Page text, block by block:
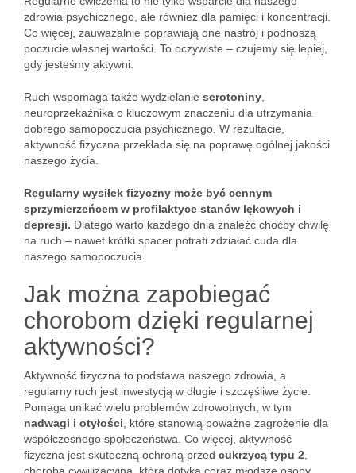
zdrowia psychicznego, ale również dla pamięci i koncentracji.
Co więcej, zauważalnie poprawiają one nastrój i podnoszą
poczucie własnej wartości. To oczywiste – czujemy się lepiej,
gdy jesteśmy aktywni.
Ruch wspomaga także wydzielanie serotoniny
neuroprzekaźnika o kluczowym znaczeniu dla utrzymania
dobrego samopoczucia psychicznego. W rezultacie,
aktywność fizyczna przekłada się na poprawę ogólnej jakości
naszego życia.
Regularny wysiłek fizyczny może być cennym
sprzymierzeńcem w profilaktyce stanów lękowych i
depresji. Dlatego warto każdego dnia znaleźć choćby chwilę
na ruch – nawet krótki spacer potrafi zdziałać cuda dla
naszego samopoczucia.
Jak można zapobiegać
chorobom dzięki regularnej
aktywności?
Aktywność fizyczna to podstawa naszego zdrowia, a
regularny ruch jest inwestycją w długie i szczęśliwe życie.
Pomaga unikać wielu problemów zdrowotnych, w tym
nadwagi i otyłości , które stanowią poważne zagrożenie dla
współczesnego społeczeństwa. Co więcej, aktywność
fizyczna jest skuteczną ochroną przed cukrzycą typu 2